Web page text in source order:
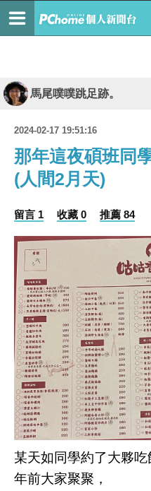
馬尾噗噗跳足跡。
2024-02-17 19:51:16
那年這夜碩班同
(人間2月天)
留言 1 收藏 0 推薦 84
某天如同學約了大夥吃
年前大家聚聚，